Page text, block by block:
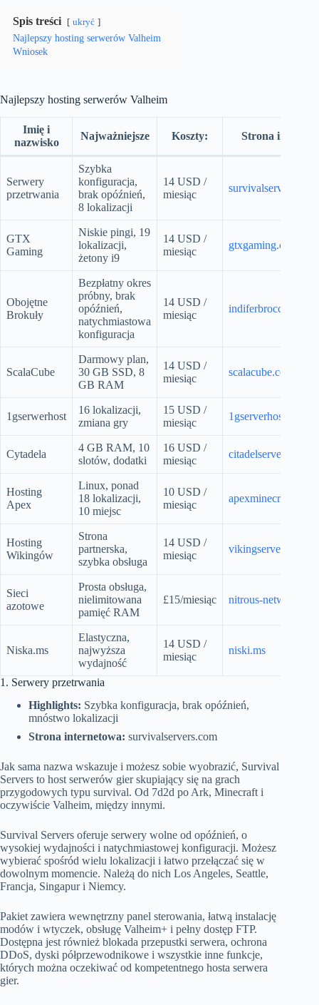
Spis treści ukryć
Najlepszy hosting serwerów Valheim
Wniosek
Najlepszy hosting serwerów Valheim
Imię i
nazwisko
Najważniejsze Koszty: Strona
Serwery
przetrwania
Szybka
konfiguracja,
brak opóźnień,
8 lokalizacji
14 USD /
miesiąc
survivalservers.com
GTX
Gaming
Niskie pingi, 19
lokalizacji,
żetony i9
14 USD /
miesiąc
gtxgaming.co.uk
Obojętne
Brokuły
Bezpłatny okres
próbny, brak
opóźnień,
natychmiastowa
konfiguracja
14 USD /
miesiąc
indiferbroccoli.com
ScalaCube
Darmowy plan,
30 GB SSD, 8
GB RAM
14 USD /
miesiąc
scalacube.com
1gserwerhost
16 lokalizacji,
zmiana gry
15 USD /
miesiąc
1gserverhost.com
Cytadela
4 GB RAM, 10
slotów, dodatki
16 USD /
miesiąc
citadelservers.com
Hosting
Apex
Linux, ponad
18 lokalizacji,
10 miejsc
10 USD /
miesiąc
Hosting
Wikingów
Strona
partnerska,
szybka obsługa
14 USD /
miesiąc
Sieci
azotowe
Prosta obsługa,
nielimitowana
pamięć RAM
£15/miesiąc nitrous-
Niska.ms
Elastyczna,
najwyższa
wydajność
14 USD /
miesiąc
niski.ms
1. Serwery przetrwania
Highlights: Szybka konfiguracja, brak opóźnień,
mnóstwo lokalizacji
Strona internetowa: survivalservers.com
Jak sama nazwa wskazuje i możesz sobie wyobrazić, Survival
Servers to host serwerów gier skupiający się na grach
przygodowych typu survival. Od 7d2d po Ark, Minecraft i
oczywiście Valheim, między innymi.
Survival Servers oferuje serwery wolne od opóźnień, o
wysokiej wydajności i natychmiastowej konfiguracji. Możesz
wybierać spośród wielu lokalizacji i łatwo przełączać się w
dowolnym momencie. Należą do nich Los Angeles, Seattle,
Francja, Singapur i Niemcy.
Pakiet zawiera wewnętrzny panel sterowania, łatwą instalację
modów i wtyczek, obsługę Valheim+ i pełny dostęp FTP.
Dostępna jest również blokada przepustki serwera, ochrona
DDoS, dyski półprzewodnikowe i wszystkie inne funkcje,
których można oczekiwać od kompetentnego hosta serwera
gier.